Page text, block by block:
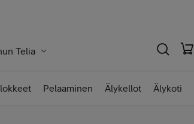
Telia
Pelaaminen Älykellot Älykoti